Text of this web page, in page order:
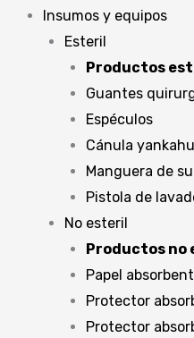
Insumos y equipos
Esteril
Productos
Guantes
Espéculos
Cánula
Manguera de
Pistola de
No esteril
Productos no
Papel
Protector
Protector